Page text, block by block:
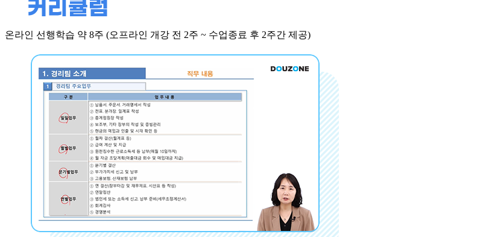
온라인 선행학습 약 8주 (오프라인 개강 전 2주 ~ 수업종료 후 2주간 제공)